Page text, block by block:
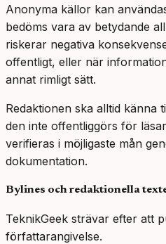
Anonyma källor kan
bedöms vara av betydande
riskerar negativa
offentligt, eller när
annat rimligt sätt.
Redaktionen ska alltid känna
den inte offentliggörs för
verifieras i möjligaste mån
dokumentation.
Bylines och redaktionella
TeknikGeek strävar efter att
författarangivelse.